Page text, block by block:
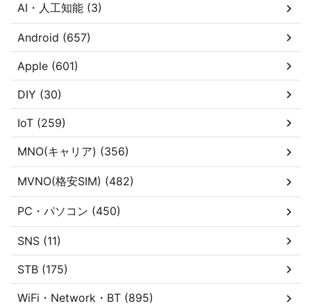
AI・人工知能 (3)
Android (657)
Apple (601)
DIY (30)
IoT (259)
MNO(キャリア) (356)
MVNO(格安SIM) (482)
PC・パソコン (450)
SNS (11)
STB (175)
WiFi・Network・BT (895)